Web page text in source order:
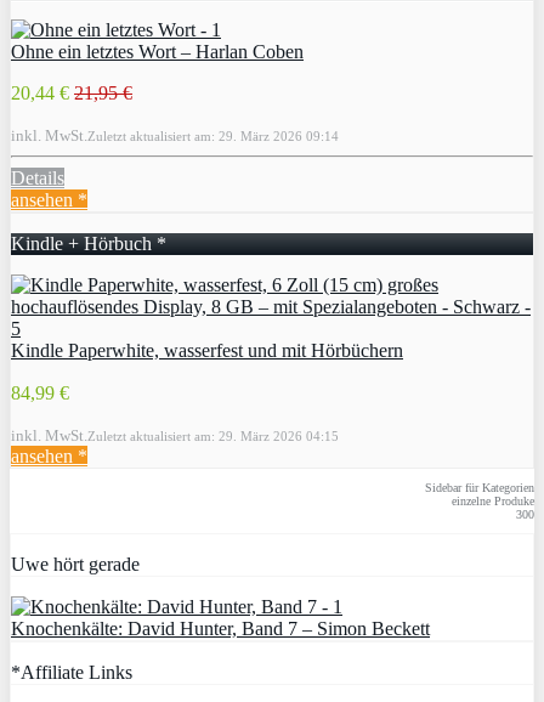
Ohne ein letztes Wort – Harlan Coben
20,44 € 21,95 €
inkl. MwSt. Zuletzt aktualisiert am: 29. März 2026 09:14
Details
ansehen *
Kindle + Hörbuch *
Kindle Paperwhite, wasserfest und mit Hörbüchern
84,99 €
inkl. MwSt. Zuletzt aktualisiert am: 29. März 2026 04:15
ansehen *
Sidebar für Kategorien
einzelne Produke
300
Uwe hört gerade
Knochenkälte: David Hunter, Band 7 – Simon Beckett
*Affiliate Links